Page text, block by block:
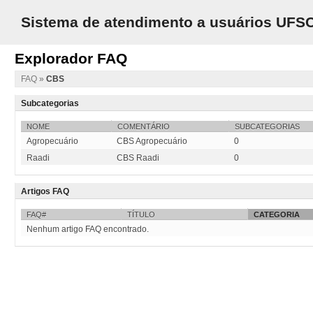
Sistema de atendimento a usuários
Explorador FAQ
FAQ » CBS
Subcategorias
NOME COMENTÁRIO SUBCATEGORIAS
Agropecuário CBS Agropecuário
0
Raadi
CBS Raadi 0
Artigos FAQ
FAQ# TÍTULO CATEGORIA
Nenhum artigo FAQ encontrado.